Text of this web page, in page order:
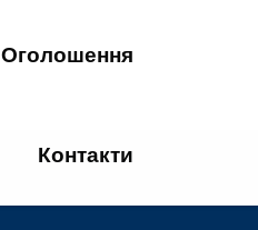
Оголошення
Контакти